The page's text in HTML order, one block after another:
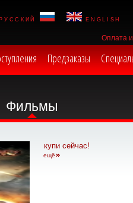
english
Оплата
Предзаказы
Фильмы
купи сейчас!
ещё